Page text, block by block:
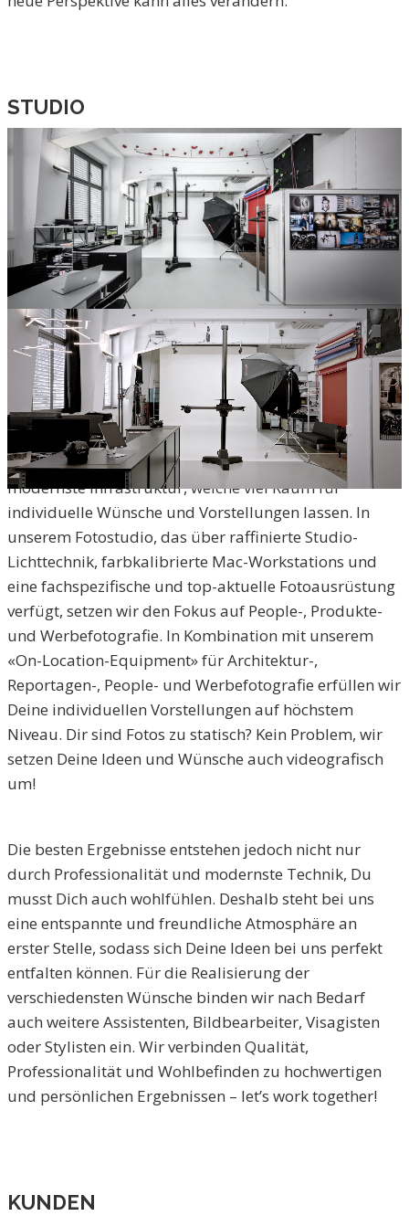
STUDIO
DAS FOTOSTUDIO – HÖCHSTE
QUALITÄT IN ENTSPANNTER
ATMOSPHÄRE
Im Herzen von Zofingen treffen auf 120
Quadratmetern Professionalität und Qualität auf
modernste Infrastruktur, welche viel Raum für
individuelle Wünsche und Vorstellungen lassen. In
unserem Fotostudio, das über raffinierte Studio-
Lichttechnik, farbkalibrierte Mac-Workstations und
eine fachspezifische und top-aktuelle Fotoausrüstung
verfügt, setzen wir den Fokus auf People-, Produkte-
und Werbefotografie. In Kombination mit unserem
«On-Location-Equipment» für Architektur-,
Reportagen-, People- und Werbefotografie erfüllen wir
Deine individuellen Vorstellungen auf höchstem
Niveau. Dir sind Fotos zu statisch? Kein Problem, wir
setzen Deine Ideen und Wünsche auch videografisch
um!
Die besten Ergebnisse entstehen jedoch nicht nur
durch Professionalität und modernste Technik, Du
musst Dich auch wohlfühlen. Deshalb steht bei uns
eine entspannte und freundliche Atmosphäre an
erster Stelle, sodass sich Deine Ideen bei uns perfekt
entfalten können. Für die Realisierung der
verschiedensten Wünsche binden wir nach Bedarf
auch weitere Assistenten, Bildbearbeiter, Visagisten
oder Stylisten ein. Wir verbinden Qualität,
Professionalität und Wohlbefinden zu hochwertigen
und persönlichen Ergebnissen – let’s work together!
KUNDEN